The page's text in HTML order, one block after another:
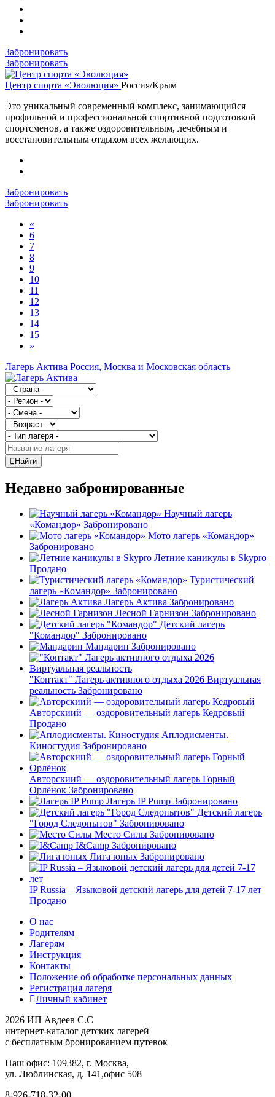
Забронировать
Забронировать
Центр спорта «Эволюция» Россия/Крым
Это уникальный современный комплекс, занимающийся
профильной и профессиональной спортивной подготовкой
спортсменов, а также оздоровительным, лечебным и
восстановительным отдыхом всех желающих.
Забронировать
Забронировать
«
6
7
8
9
10
11
12
13
14
15
»
Лагерь Актива Россия, Москва и Московская область
Найти
Недавно забронированные
Научный лагерь
«Командор» Забронировано
Мото лагерь «Командор»
Забронировано
Летние каникулы в Skypro
Продано
Туристический
лагерь «Командор» Забронировано
Лагерь Актива Забронировано
Лесной Гарнизон Забронировано
Детский лагерь
"Командор" Забронировано
Мандарин Забронировано
"Контакт" Лагерь активного отдыха 2026 Виртуальная
реальность Забронировано
Авторскиий — оздоровительный лагерь Кедровый
Продано
Аплодисменты.
Киностудия Забронировано
Авторскиий — оздоровительный лагерь Горный
Орлёнок Забронировано
Лагерь IP Pump Забронировано
Детский лагерь
"Город Следопытов" Забронировано
Место Силы Забронировано
I&Camp Забронировано
Лига юных Забронировано
IP Russia – Языковой детский лагерь для детей 7-17 лет
Продано
О нас
Родителям
Лагерям
Инструкция
Контакты
Положение об обработке персональных данных
Регистрация лагеря
Личный кабинет
2026 ИП Авдеев С.С
интернет-каталог детских лагерей
с бесплатным бронированием путевок
Наш офис: 109382, г. Москва,
ул. Люблинская, д. 141,офис 508